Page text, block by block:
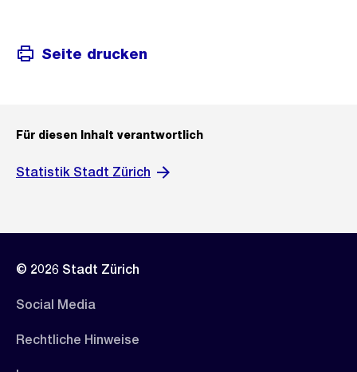
Seite drucken
Für diesen Inhalt verantwortlich
Statistik Stadt Zürich
© 2026 Stadt Zürich
Social Media
Rechtliche Hinweise